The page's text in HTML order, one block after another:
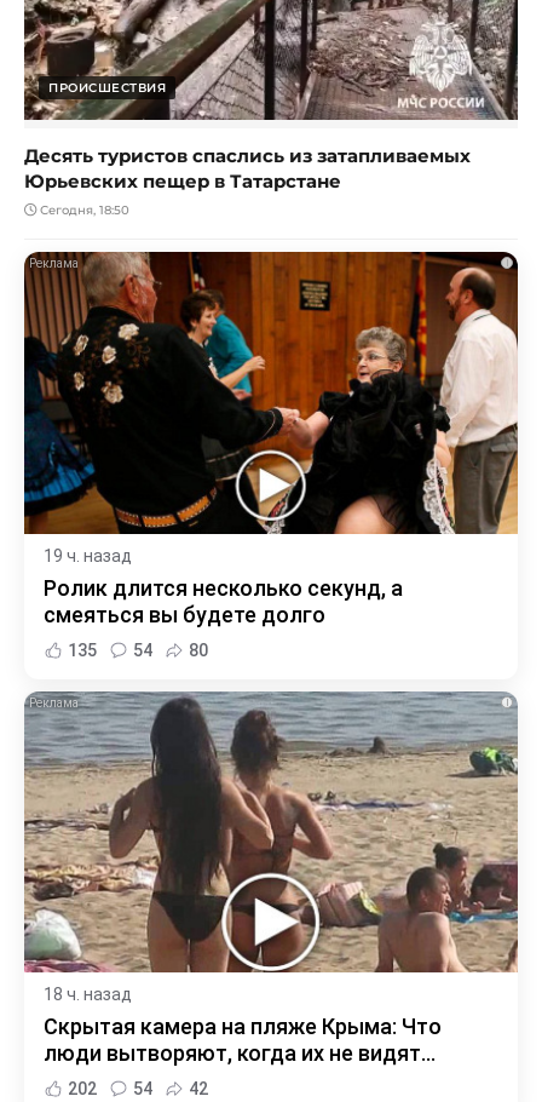
ПРОИСШЕСТВИЯ
Десять туристов спаслись из затапливаемых
Юрьевских пещер в Татарстане
Сегодня, 18:50
i
19 ч. назад
Ролик длится несколько секунд, а
смеяться вы будете долго
135 54 80
i
18 ч. назад
Скрытая камера на пляже Крыма: Что
люди вытворяют, когда их не видят...
202 54 42